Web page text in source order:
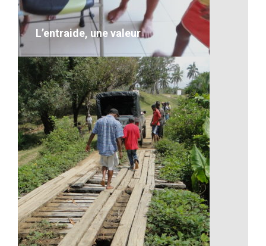
VOIR LE DÉTAIL
L’entraide, une valeur
L’entraide, une valeur
Description